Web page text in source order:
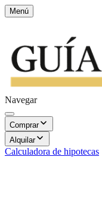
Menú
Navegar
Comprar
Alquilar
Calculadora de hipotecas